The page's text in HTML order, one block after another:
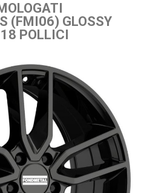
(FMI06) GLOSSY
POLLICI